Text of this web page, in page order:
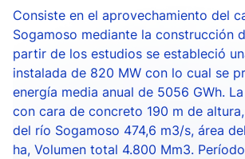
Consiste en el aprovechamiento del
Sogamoso mediante la construcción
partir de los estudios se estableció
instalada de 820 MW con lo cual se
energía media anual de 5056 GWh.
con cara de concreto 190 m de
del río Sogamoso 474,6 m3/s, área
ha, Volumen total 4.800 Mm3.